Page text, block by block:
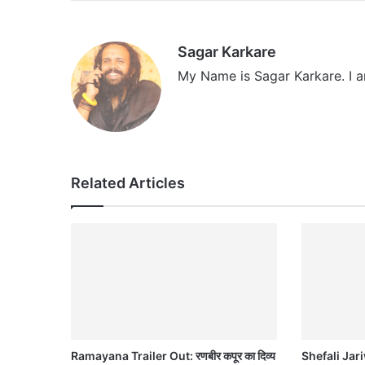
Sagar Karkare
My Name is Sagar Karkare. I
Related Articles
Ramayana Trailer Out: रणबीर कपूर का दिव्य
Shefali